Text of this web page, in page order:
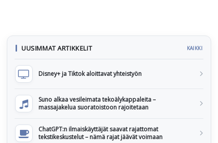
UUSIMMAT ARTIKKELIT KAIKKI
Disney+ ja Tiktok aloittavat yhteistyön
Suno alkaa vesileimata tekoälykappaleita –
massajakelua suoratoistoon rajoitetaan
ChatGPT:n ilmaiskäyttäjät saavat rajattomat
tekstikeskustelut – nämä rajat jäävät voimaan